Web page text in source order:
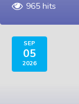
965 hits
SEP
05
2026